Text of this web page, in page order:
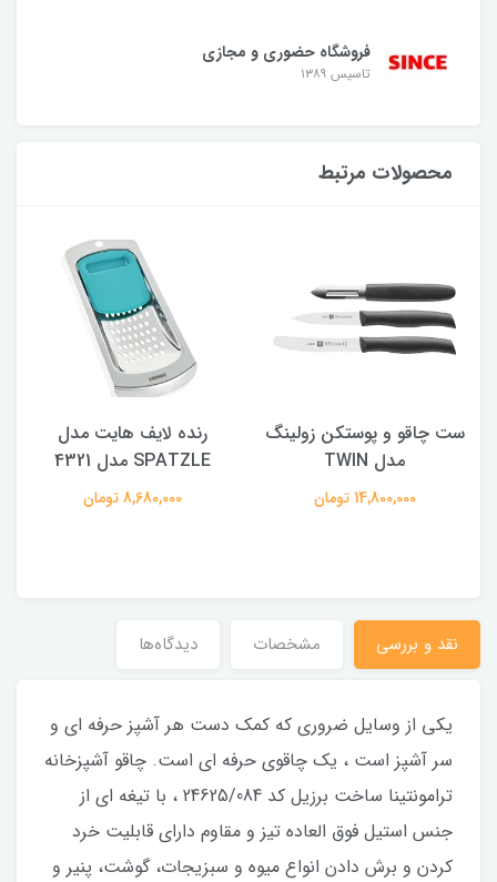
فروشگاه حضوری و مجازی
تاسیس ۱۳۸۹
محصولات مرتبط
ست چاقو و پوستکن زولینگ
مدل TWIN
14,800,000 تومان
رنده لایف هایت مدل
SPATZLE مدل 4321
8,680,000 تومان
نقد و بررسی مشخصات دیدگاه‌ها
یکی از وسایل ضروری که کمک دست هر آشپز حرفه ای و
سر آشپز است ، یک چاقوی حرفه ای است. چاقو آشپزخانه
ترامونتینا ساخت برزیل کد 24625/084 ، با تیغه ای از
جنس استیل فوق العاده تیز و مقاوم دارای قابلیت خرد
کردن و برش دادن انواع میوه و سبزیجات، گوشت، پنیر و